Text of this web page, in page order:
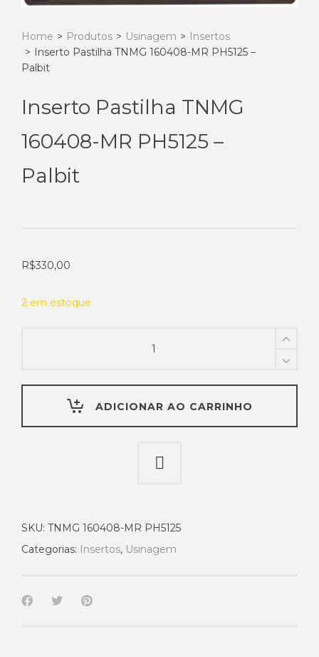
Home > Produtos > Usinagem > Insertos
> Inserto Pastilha TNMG 160408-MR PH5125 –
Palbit
Inserto Pastilha TNMG
160408-MR PH5125 –
Palbit
R$330,00
2 em estoque
160408-
-
ADICIONAR AO CARRINHO
SKU: TNMG 160408-MR PH5125
Categorias: Insertos, Usinagem